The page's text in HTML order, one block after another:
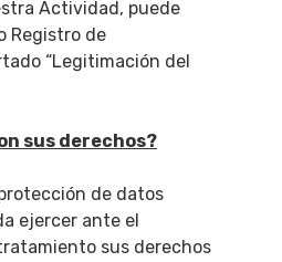
Actividad, puede
Registro de
“Legitimación del
sus derechos?
de datos
ejercer ante el
sus derechos